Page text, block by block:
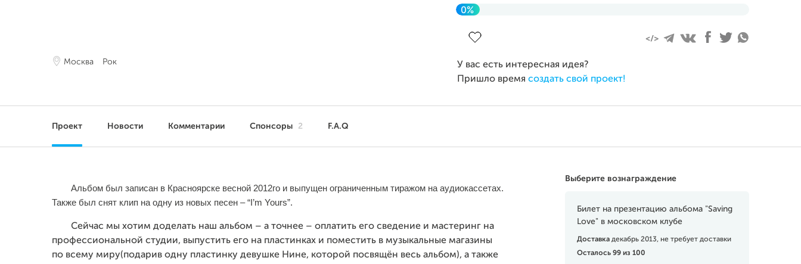
Москва Рок
0%
У вас есть интересная идея?
Пришло время создать свой проект!
Проект Новости Комментарии Спонсоры 2 F.A.Q
Выберите вознаграждение
Билет на презентацию альбома "Saving
Love" в московском клубе
Доставка декабрь 2013, не требует доставки
Осталось 99 из 100
Альбом был записан в Красноярске весной 2012го и выпущен ограниченным тиражом на аудиокассетах.
Также был снят клип на одну из новых песен – “I’m Yours”.
Сейчас мы хотим доделать наш альбом – а точнее – оплатить его сведение и мастеринг на
профессиональной студии, выпустить его на пластинках и поместить в музыкальные магазины
по всему миру(подарив одну пластинку девушке Нине, которой посвящён весь альбом), а также